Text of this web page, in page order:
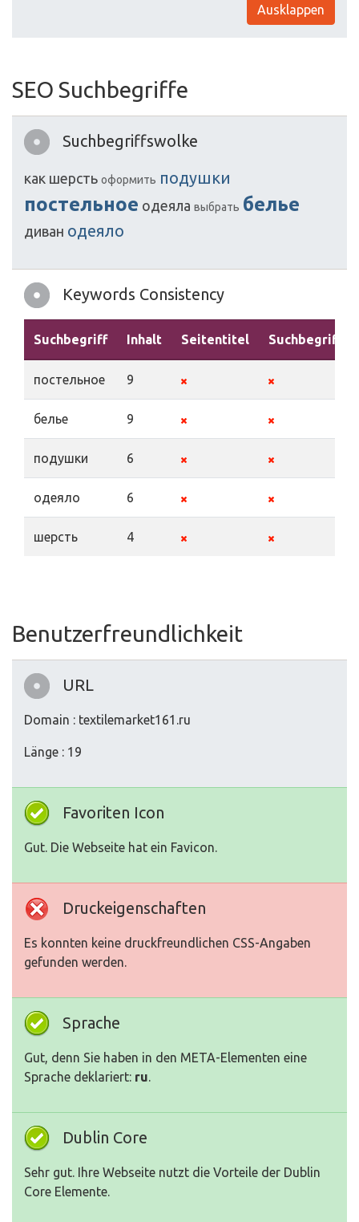
Ausklappen
SEO Suchbegriffe
Suchbegriffswolke
как шерсть оформить подушки
постельное одеяла выбрать белье
диван одеяло
Keywords Consistency
Suchbegriff Inhalt Seitentitel Suchbegriffe
постельное 9
белье 9
подушки 6
одеяло 6
шерсть 4
Benutzerfreundlichkeit
URL
Domain : textilemarket161.ru
Länge : 19
Favoriten Icon
Gut. Die Webseite hat ein Favicon.
Druckeigenschaften
Es konnten keine druckfreundlichen CSS-Angaben
gefunden werden.
Sprache
Gut, denn Sie haben in den META-Elementen eine
Sprache deklariert: ru.
Dublin Core
Sehr gut. Ihre Webseite nutzt die Vorteile der Dublin
Core Elemente.